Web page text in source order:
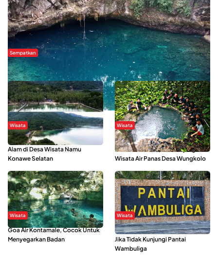
Sempatkan
Danau Rebi-Rebi, Pesona Alam Tersembunyi di Morowali
Wisata
Menikmati Suasana Keindahan
Alam di Desa Wisata Namu
Konawe Selatan
Wisata
Sering Menjadi Tempat Refreshing
Mahasiswa KKN, Yuk Kunjungi
Wisata Air Panas Desa Wungkolo
Wisata
Goa Air Kontamale, Cocok Untuk
Menyegarkan Badan
Wisata
Berkunjung Ke Wakatobi, Nyesal
Jika Tidak Kunjungi Pantai
Wambuliga